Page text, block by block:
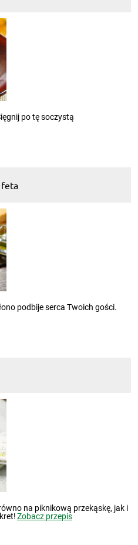
po tę soczystą
feta
podbije serca Twoich gości.
na piknikową przekąskę, jak i
Zobacz przepis